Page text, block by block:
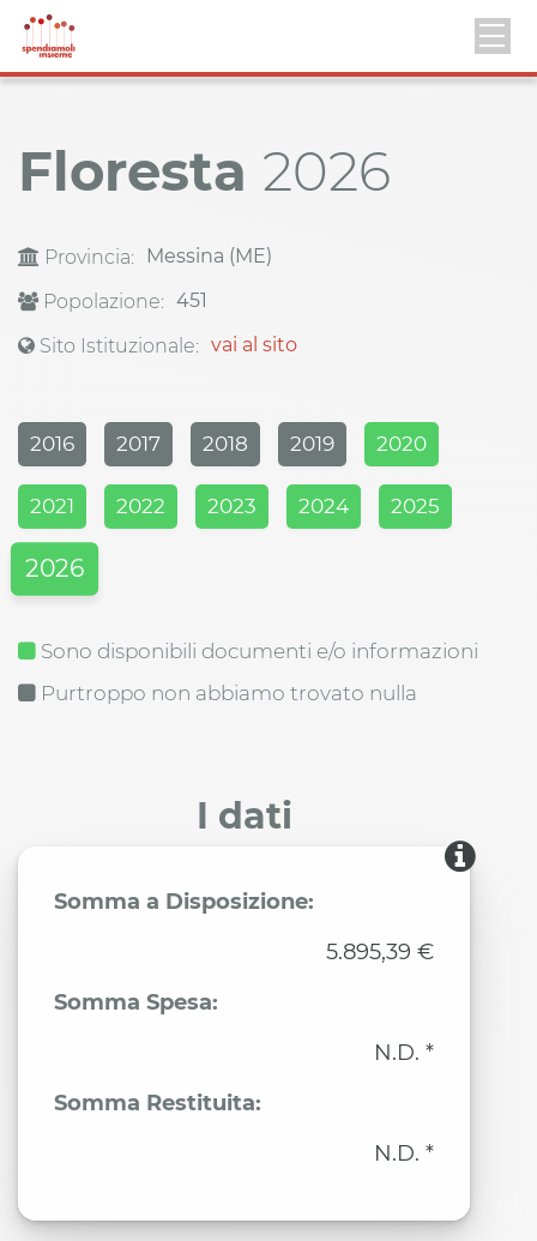
Floresta 2026
Provincia:
Messina (ME)
Popolazione: 451
Sito Istituzionale: vai al sito
2016 2017 2018 2019 2020
2021 2022 2023 2024 2025
2026
Sono disponibili documenti e/o informazioni
Purtroppo non abbiamo trovato nulla
I dati
Somma a Disposizione:
5.895,39 €
Somma Spesa:
N.D. *
Somma Restituita:
N.D. *